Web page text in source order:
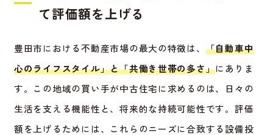
て評価額を上げる
豊田市における不動産市場の最大の特徴は、 「自動車中
心のライフスタイル」と「共働き世帯の多さ」にありま
す。この地域の買い手が中古住宅に求めるのは、日々の
生活を支える機能性と、将来的な持続可能性です。評価
額を上げるためには、これらのニーズに合致する設備投